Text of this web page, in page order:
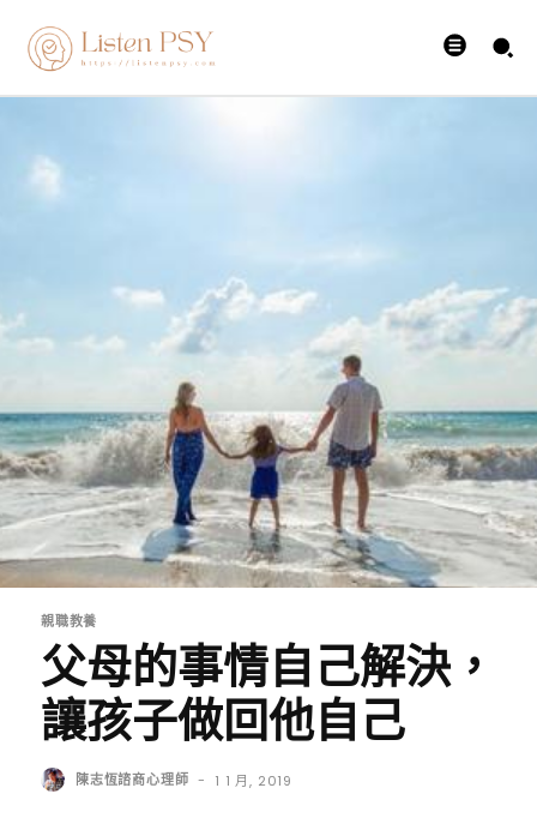
親職教養
父母的事情自己解決，
讓孩子做回他自己
陳志恆諮商心理師 - 1 1 月, 2019